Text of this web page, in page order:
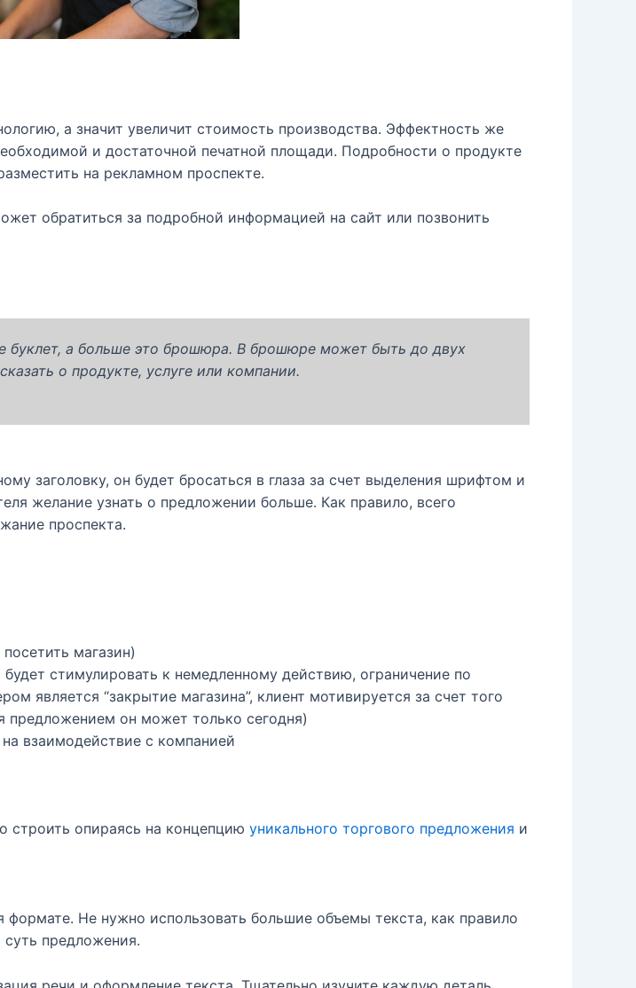
а значит увеличит стоимость производства. Эффектность же
и достаточной печатной площади. Подробности о продукте
на рекламном проспекте.
обратиться за подробной информацией на сайт или позвонить
буклет, а больше это брошюра. В брошюре может быть до двух
о продукте, услуге или компании.
заголовку, он будет бросаться в глаза за счет выделения шрифтом и
желание узнать о предложении больше. Как правило, всего
проспекта.
магазин)
стимулировать к немедленному действию, ограничение по
является “закрытие магазина”, клиент мотивируется за счет того
предложением он может только сегодня)
взаимодействие с компанией
строить опираясь на концепцию уникального торгового предложения и
Не нужно использовать большие объемы текста, как правило
предложения.